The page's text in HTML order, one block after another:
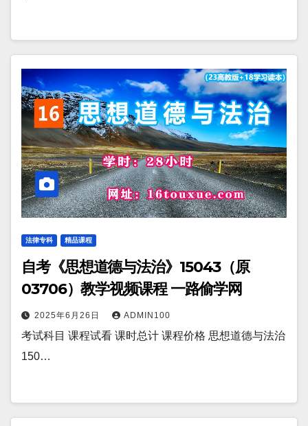
法律专科 精品课程
自考《思想道德与法治》15043（原
03706）教学视频课程 一路偷学网
2025年6月26日 ADMIN100
考试科目 课程试看 课时总计 课程价格 思想道德与法治
150…